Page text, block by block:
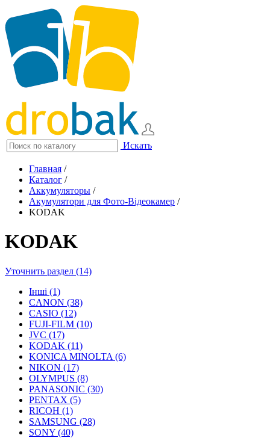
Искать
Главная /
Каталог /
Аккумуляторы /
Акумулятори для Фото-Відеокамер /
KODAK
KODAK
Уточнить раздел (14)
Інші (1)
CANON (38)
CASIO (12)
FUJI-FILM (10)
JVC (17)
KODAK (11)
KONICA MINOLTA (6)
NIKON (17)
OLYMPUS (8)
PANASONIC (30)
PENTAX (5)
RICOH (1)
SAMSUNG (28)
SONY (40)